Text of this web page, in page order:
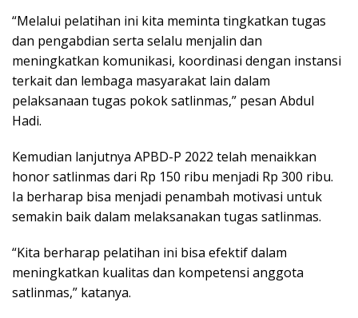
“Melalui pelatihan ini kita meminta tingkatkan tugas
dan pengabdian serta selalu menjalin dan
meningkatkan komunikasi, koordinasi dengan instansi
terkait dan lembaga masyarakat lain dalam
pelaksanaan tugas pokok satlinmas,” pesan Abdul
Hadi.
Kemudian lanjutnya APBD-P 2022 telah menaikkan
honor satlinmas dari Rp 150 ribu menjadi Rp 300 ribu.
Ia berharap bisa menjadi penambah motivasi untuk
semakin baik dalam melaksanakan tugas satlinmas.
“Kita berharap pelatihan ini bisa efektif dalam
meningkatkan kualitas dan kompetensi anggota
satlinmas,” katanya.